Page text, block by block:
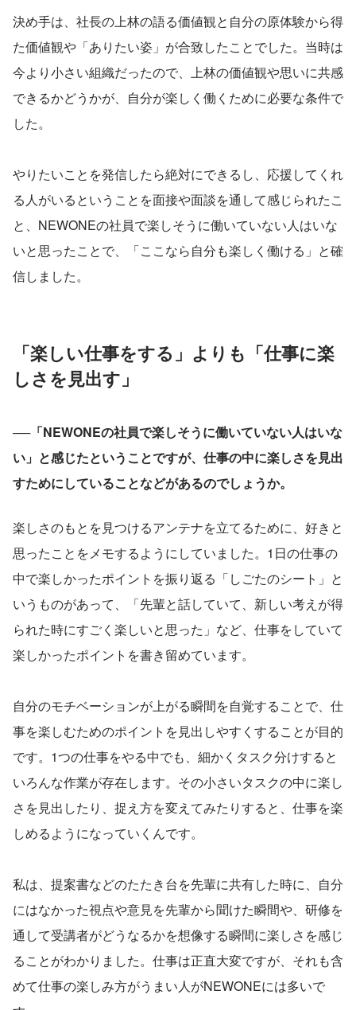
決め手は、社長の上林の語る価値観と自分の原体験から得
た価値観や「ありたい姿」が合致したことでした。当時は
今より小さい組織だったので、上林の価値観や思いに共感
できるかどうかが、自分が楽しく働くために必要な条件で
した。
やりたいことを発信したら絶対にできるし、応援してくれ
る人がいるということを面接や面談を通して感じられたこ
と、NEWONEの社員で楽しそうに働いていない人はいな
いと思ったことで、「ここなら自分も楽しく働ける」と確
信しました。
「楽しい仕事をする」よりも「仕事に楽
しさを見出す」
──「NEWONEの社員で楽しそうに働いていない人はいな
い」と感じたということですが、仕事の中に楽しさを見出
すためにしていることなどがあるのでしょうか。
楽しさのもとを見つけるアンテナを立てるために、好きと
思ったことをメモするようにしていました。1日の仕事の
中で楽しかったポイントを振り返る「しごたのシート」と
いうものがあって、「先輩と話していて、新しい考えが得
られた時にすごく楽しいと思った」など、仕事をしていて
楽しかったポイントを書き留めています。
自分のモチベーションが上がる瞬間を自覚することで、仕
事を楽しむためのポイントを見出しやすくすることが目的
です。1つの仕事をやる中でも、細かくタスク分けすると
いろんな作業が存在します。その小さいタスクの中に楽し
さを見出したり、捉え方を変えてみたりすると、仕事を楽
しめるようになっていくんです。
私は、提案書などのたたき台を先輩に共有した時に、自分
にはなかった視点や意見を先輩から聞けた瞬間や、研修を
通して受講者がどうなるかを想像する瞬間に楽しさを感じ
ることがわかりました。仕事は正直大変ですが、それも含
めて仕事の楽しみ方がうまい人がNEWONEには多いで